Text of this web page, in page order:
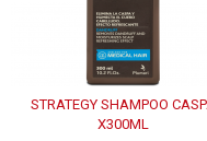
STRATEGY SHAMPOO
X300ML